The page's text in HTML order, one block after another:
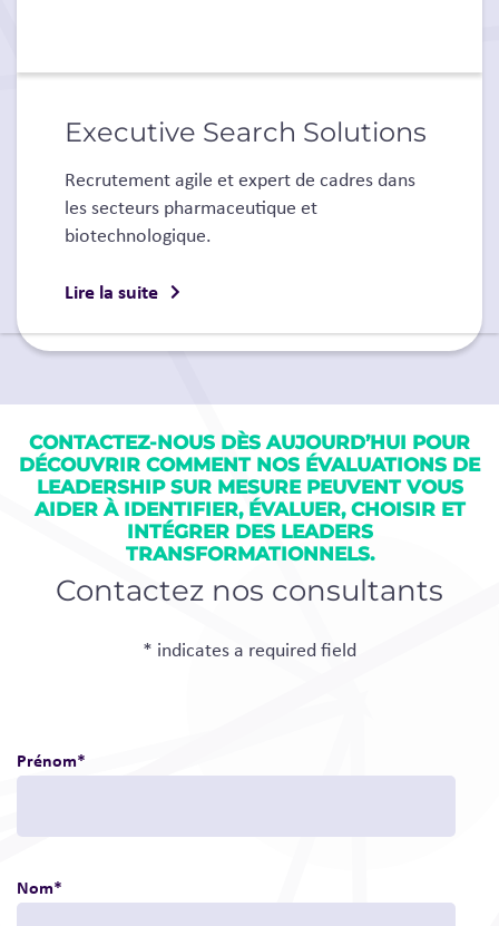
Executive Search Solutions
Recrutement agile et expert de cadres dans
les secteurs pharmaceutique et
biotechnologique.
Lire la suite
CONTACTEZ-NOUS DÈS AUJOURD’HUI POUR
DÉCOUVRIR COMMENT NOS ÉVALUATIONS DE
LEADERSHIP SUR MESURE PEUVENT VOUS
AIDER À IDENTIFIER, ÉVALUER, CHOISIR ET
INTÉGRER DES LEADERS
TRANSFORMATIONNELS.
Contactez nos consultants
* indicates a required field
Prénom*
Nom*